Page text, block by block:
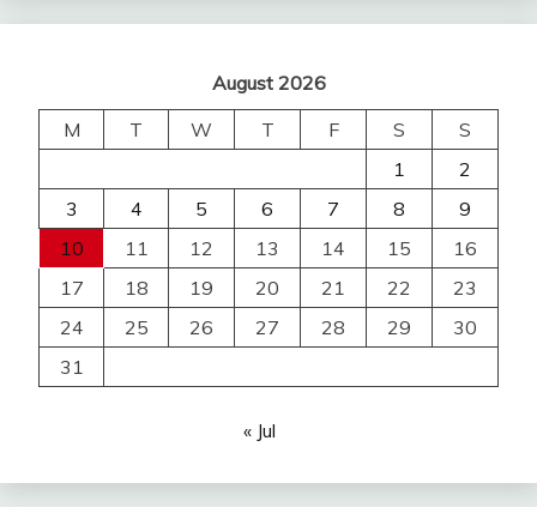
August 2026
M
T W T F S
S
1
2
3
4 5 6 7 8
9
10
11 12 13 14 15
16
17
18 19 20 21 22
23
24
25 26 27 28 29
30
31
« Jul